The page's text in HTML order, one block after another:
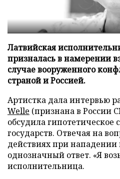
Латвийская
призналась в намерении
случае вооруженного
страной и Россией.
Артистка дала интервью
Welle (признана в России
обсудила гипотетическое
государств. Отвечая на
действиях при
однозначный ответ. «Я
исполнительница.